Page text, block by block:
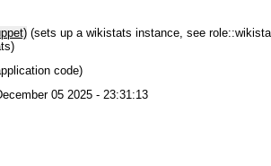
(sets up a wikistats instance, see
code)
05 2025 - 23:31:13